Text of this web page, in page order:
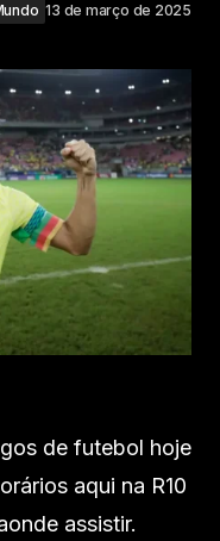
13 de março de 2025
de futebol hoje
aqui na R10
assistir.